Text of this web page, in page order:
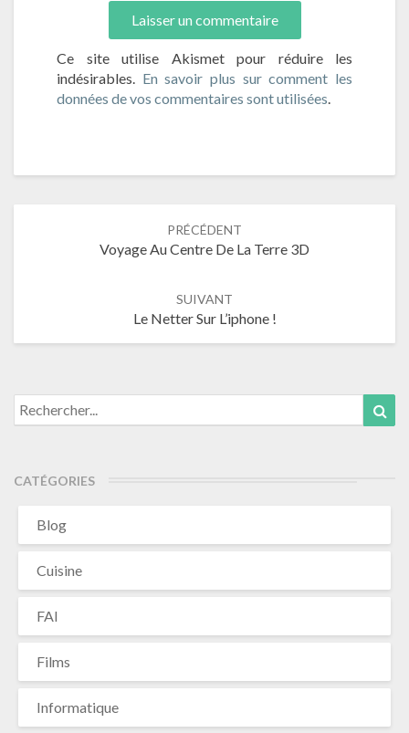
Ce site utilise Akismet pour réduire les
indésirables. En savoir plus sur comment les
données de vos commentaires sont utilisées
PRÉCÉDENT
Voyage Au Centre De La Terre 3D
SUIVANT
Le Netter Sur L’iphone !
Search
for:
CATÉGORIES
Blog
Cuisine
FAI
Films
Informatique